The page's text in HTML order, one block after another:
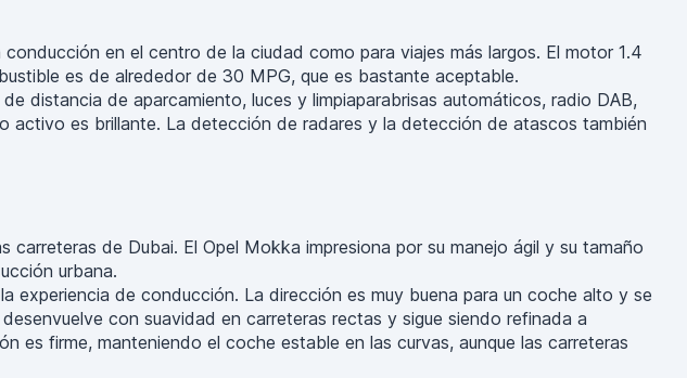
en el centro de la ciudad como para viajes más largos. El motor 1.4
es de alrededor de 30 MPG, que es bastante aceptable.
distancia de aparcamiento, luces y limpiaparabrisas automáticos, radio DAB,
activo es brillante. La detección de radares y la detección de atascos también
de Dubai. El Opel Mokka impresiona por su manejo ágil y su tamaño
urbana.
experiencia de conducción. La dirección es muy buena para un coche alto y se
con suavidad en carreteras rectas y sigue siendo refinada a
es firme, manteniendo el coche estable en las curvas, aunque las carreteras